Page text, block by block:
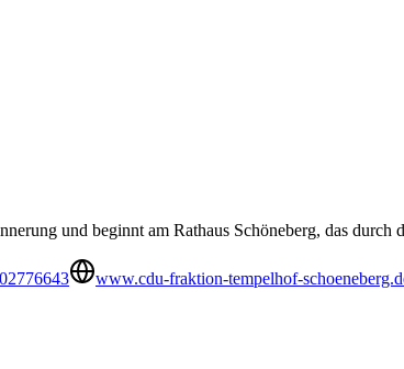
und beginnt am Rathaus Schöneberg, das
www.cdu-fraktion-tempelhof-